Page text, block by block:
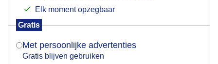
Elk moment opzegbaar
Gratis
Met persoonlijke advertenties
Gratis blijven gebruiken
Is goed, toon de popup